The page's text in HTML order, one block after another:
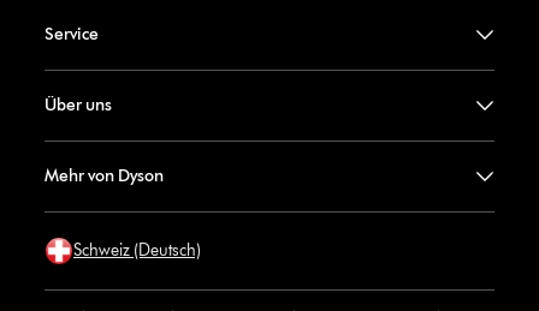
Service
Über uns
Mehr von Dyson
Schweiz (Deutsch)